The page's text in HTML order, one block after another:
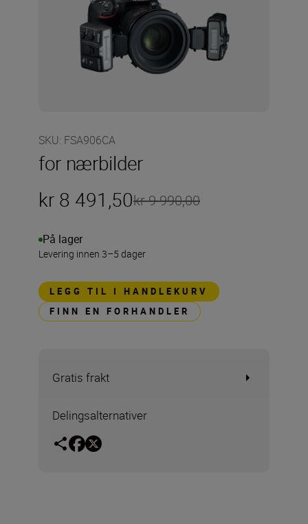
SKU: FSA906CA
for nærbilder
kr 8 491,50kr 9 990,00
På lager
Levering innen 3–5 dager
LEGG TIL I HANDLEKURV
FINN EN FORHANDLER
Gratis frakt
Delingsalternativer